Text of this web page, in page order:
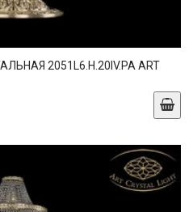
2051L6.H.20IV.PA ART